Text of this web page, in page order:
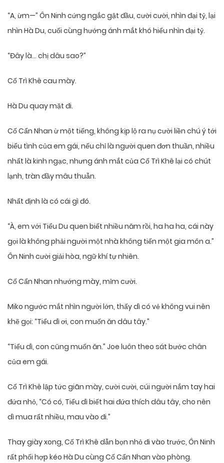
“A, ừm—” Ôn Ninh cứng ngắc gật đầu, cười cười, nhìn đại tỷ, lại
nhìn Hà Du, cuối cùng hướng ánh mắt khó hiểu nhìn đại tỷ.
“Đây là… chị dâu sao?”
Cố Trì Khê cau mày.
Hà Du quay mặt đi.
Cố Cẩn Nhan ừ một tiếng, không kịp lộ ra nụ cười liền chú ý tới
biểu tình của em gái, nếu chỉ là người quen đơn thuần, nhiều
nhất là kinh ngạc, nhưng ánh mắt của Cố Trì Khê lại có chút
lạnh, tràn đầy mâu thuẫn.
Nhất định là có cái gì đó.
“À, em với Tiểu Du quen biết nhiều năm rồi, ha ha ha, cái này
gọi là không phải người một nhà không tiến một gia môn a.”
Ôn Ninh cười giải hòa, ngữ khí tự nhiên.
Cố Cẩn Nhan nhướng mày, mỉm cười.
Miko ngước mắt nhìn người lớn, thấy dì có vẻ không vui nên
khẽ gọi: “Tiểu dì ơi, con muốn ăn dâu tây.”
“Tiểu dì, con cũng muốn ăn.” Joe luôn theo sát bước chân
của em gái.
Cố Trì Khê lập tức giãn mày, cười cười, cúi người nắm tay hai
đứa nhỏ, “Có có, Tiểu dì biết hai đứa thích dâu tây, cho nên
dì mua rất nhiều, mau vào đi.”
Thay giày xong, Cố Trì Khê dẫn bọn nhỏ đi vào trước, Ôn Ninh
rất phối hợp kéo Hà Du cùng Cố Cẩn Nhan vào phòng.